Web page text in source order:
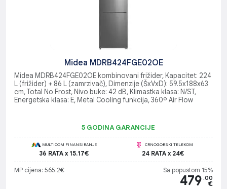
Midea MDRB424FGE02OE
Midea MDRB424FGE02OE kombinovani frižider, Kapacitet: 224
L (frižider) + 86 L (zamrzivač), Dimenzije (ŠxVxD): 59.5x188x63
cm, Total No Frost, Nivo buke: 42 dB, Klimastka klasa: N/ST,
Energetska klasa: E, Metal Cooling funkcija, 360º Air Flow
5 GODINA GARANCIJE
MULTICOM FINANSIRANJE
36 RATA x 15.17€
CRNOGORSKI TELEKOM
24 RATA x 24€
MP cijena: 565.2€ Sa popustom 15%
479 .00
€